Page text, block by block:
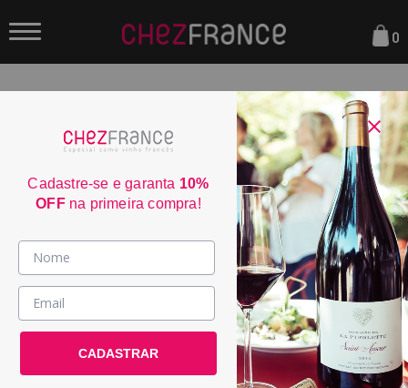
Vinhos >
País / Região >
Le Club >
0
ORDENAR POR:
Cadastre-se e garanta 10%
OFFna primeira compra!
CADASTRAR